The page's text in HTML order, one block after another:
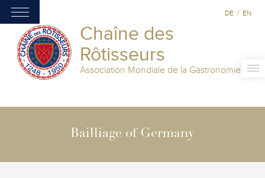
Chaîne des
Rôtisseurs
Association Mondiale de la Gastronomie
DE / EN
Bailliage of Germany